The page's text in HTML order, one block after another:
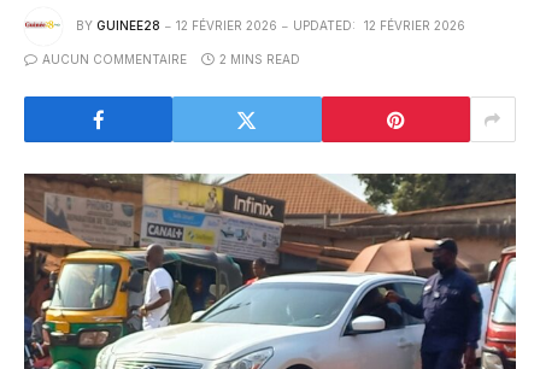
BY GUINEE28 12 FÉVRIER 2026 UPDATED: 12 FÉVRIER 2026
AUCUN COMMENTAIRE 2 MINS READ